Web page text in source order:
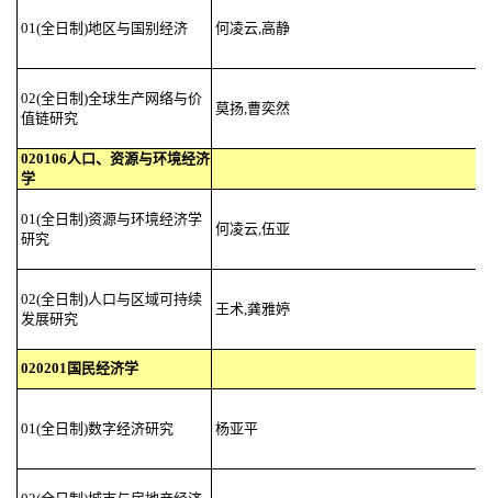
01(全日制)地区与国别经济 何凌云,高静
02(全日制)全球生产网络与价
值链研究
莫扬,曹奕然
020106人口、资源与环境经济
学
01(全日制)资源与环境经济学
研究
何凌云,伍亚
02(全日制)人口与区域可持续
发展研究
王术,龚雅婷
020201国民经济学
01(全日制)数字经济研究 杨亚平